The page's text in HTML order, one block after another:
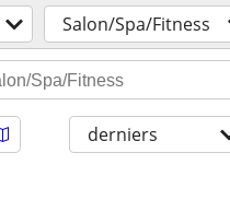
Salon/Spa/Fitness
derniers